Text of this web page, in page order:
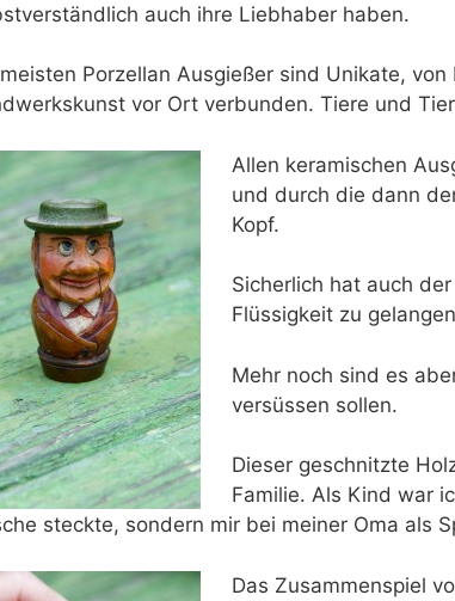
auch ihre Liebhaber haben.
Porzellan Ausgießer sind Unikate,
vor Ort verbunden. Tiere und
Allen keramischen
und durch die dann
Kopf.
Sicherlich hat auch
Flüssigkeit zu
Mehr noch sind es
versüssen sollen.
Dieser geschnitzte
Familie. Als Kind war
steckte, sondern mir bei meiner Oma als
Das Zusammenspiel